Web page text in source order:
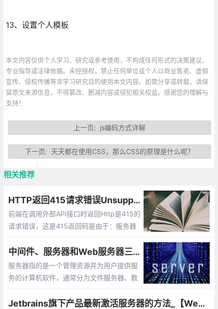
13、设置个人模板
本文内容仅供个人学习、研究或参考使用，不构成任何形式的决策建议、
专业指导或法律依据。未经授权，禁止任何单位或个人以商业售卖、虚假
宣传、侵权传播等非学习研究目的使用本文内容。如需分享或转载，请保
留原文来源信息，不得篡改、删减内容或侵犯相关权益。感谢您的理解与
支持！
上一页: js编码方式详解
下一页: 天天都在使用CSS，那么CSS的原理是什么呢？
相关推荐
HTTP返回415请求错误Unsupported Media Type:415表示服务器无法处理请求附带的媒体格式
前端在调用外部API接口时返回Http是415的
请求错误，这是415返回码是由于：服务器
法有以下3种：1检查你的 http 请求头信
息；2查看你的 http 请求方法；3post 请求
参数设置
中间件、服务器和Web服务器三者的区别
服务器指的是一个管理资源并为用户提供服
务的计算机软件，通常分为文件服务器、数
件的计算机或计算机系统也被称为服务器。
Jetbrains旗下产品最新激活服务器的方法_【WebStorm 2018版本破解方法】